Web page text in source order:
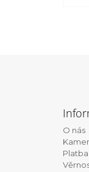
O nás